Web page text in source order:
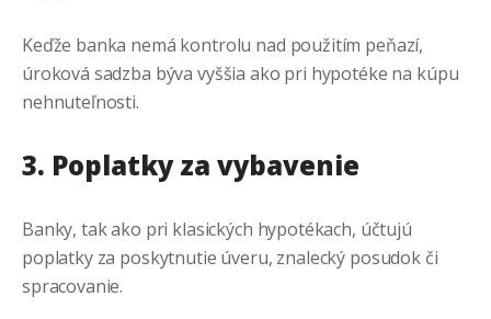
Keďže banka nemá kontrolu nad použitím peňazí,
úroková sadzba býva vyššia ako pri hypotéke na kúpu
nehnuteľnosti.
3. Poplatky za vybavenie
Banky, tak ako pri klasických hypotékach, účtujú
poplatky za poskytnutie úveru, znalecký posudok či
spracovanie.